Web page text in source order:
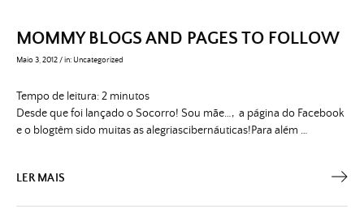
MOMMY BLOGS AND PAGES TO FOLLOW
Maio 3, 2012/in: Uncategorized
Tempo de leitura:2 minutos
Desde que foi lançado o Socorro! Sou mãe…, a página do Facebook
e o blogtêm sido muitas as alegriascibernáuticas!Para além …
LER MAIS